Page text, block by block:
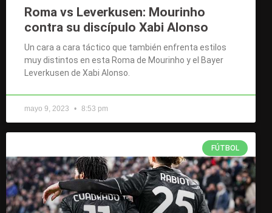
Roma vs Leverkusen: Mourinho
contra su discípulo Xabi Alonso
Un cara a cara táctico que también enfrenta estilos
muy distintos en esta Roma de Mourinho y el Bayer
Leverkusen de Xabi Alonso.
mayo 9, 2023 8:53 pm
FÚTBOL